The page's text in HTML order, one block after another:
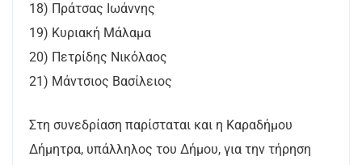
18) Πράτσας Ιωάννης
19) Κυριακή Μάλαμα
20) Πετρίδης Νικόλαος
21) Μάντσιος Βασίλειος
Στη συνεδρίαση παρίσταται και η Καραδήμου
Δήμητρα, υπάλληλος του Δήμου, για την τήρηση